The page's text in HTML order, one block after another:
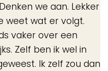
we aan. Lekker
weet wat er volgt.
vaker over een
Zelf ben ik wel in
Ik zelf zou dan